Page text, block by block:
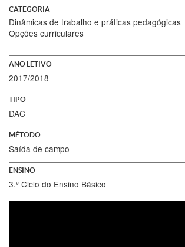
CATEGORIA
Dinâmicas de trabalho e práticas pedagógicas
Opções curriculares
ANO LETIVO
2017/2018
TIPO
DAC
MÉTODO
Saída de campo
ENSINO
3.º Ciclo do Ensino Básico